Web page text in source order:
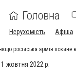
Головна
Нерухомість Афіша
російська армія
жовтня 2022 р.